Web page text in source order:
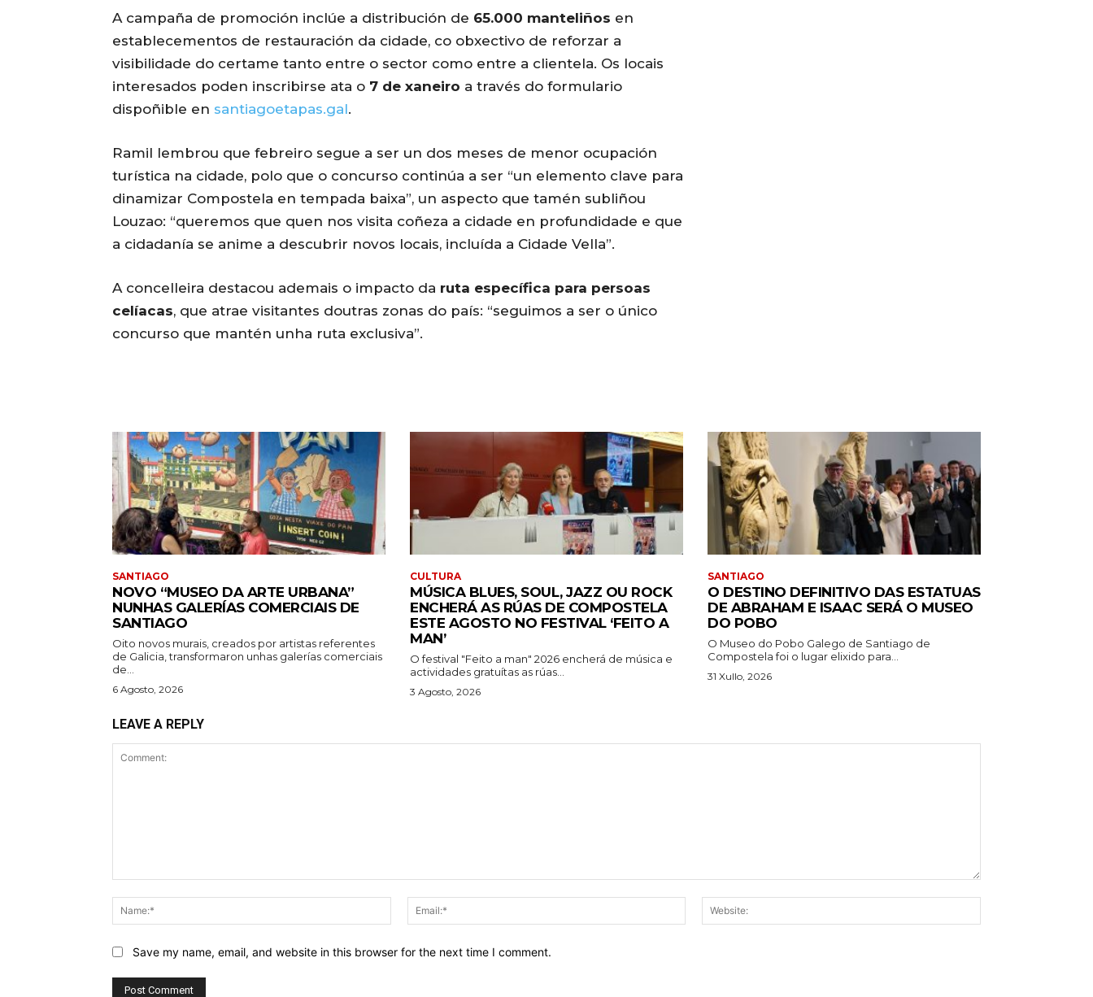
A campaña de promoción inclúe a distribución de 65.000 manteliños en
establecementos de restauración da cidade, co obxectivo de reforzar a
visibilidade do certame tanto entre o sector como entre a clientela. Os locais
interesados poden inscribirse ata o 7 de xaneiro a través do formulario
dispoñible en santiagoetapas.gal.
Ramil lembrou que febreiro segue a ser un dos meses de menor ocupación
turística na cidade, polo que o concurso continúa a ser “un elemento clave para
dinamizar Compostela en tempada baixa”, un aspecto que tamén subliñou
Louzao: “queremos que quen nos visita coñeza a cidade en profundidade e que
a cidadanía se anime a descubrir novos locais, incluída a Cidade Vella”.
A concelleira destacou ademais o impacto da ruta específica para persoas
celíacas, que atrae visitantes doutras zonas do país: “seguimos a ser o único
concurso que mantén unha ruta exclusiva”.
SANTIAGO
NOVO “MUSEO DA ARTE URBANA”
NUNHAS GALERÍAS COMERCIAIS DE
SANTIAGO
Oito novos murais, creados por artistas referentes
de Galicia, transformaron unhas galerías comerciais
de...
6 Agosto, 2026
CULTURA
MÚSICA BLUES, SOUL, JAZZ OU ROCK
ENCHERÁ AS RÚAS DE COMPOSTELA
ESTE AGOSTO NO FESTIVAL ‘FEITO A
MAN’
O festival "Feito a man" 2026 encherá de música e
actividades gratuítas as rúas...
3 Agosto, 2026
SANTIAGO
O DESTINO DEFINITIVO DAS ESTATUAS
DE ABRAHAM E ISAAC SERÁ O MUSEO
DO POBO
O Museo do Pobo Galego de Santiago de
Compostela foi o lugar elixido para...
31 Xullo, 2026
LEAVE A REPLY
Name:*
Email:*
Save my name, email, and website in this browser for the next time I comment.